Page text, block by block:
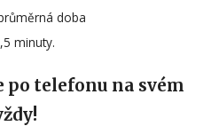
doba
minuty.
telefonu na svém